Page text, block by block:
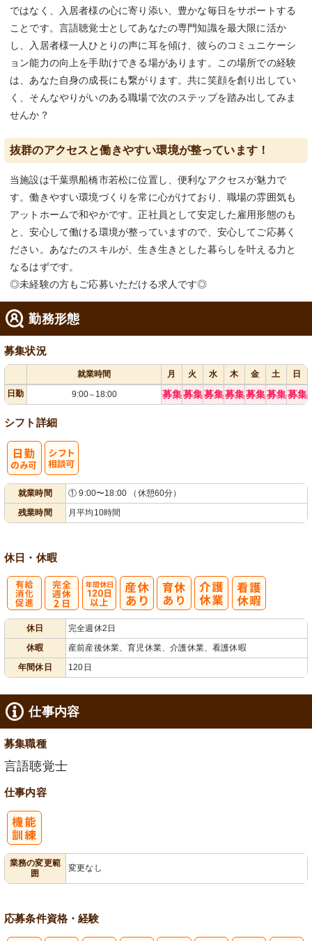
ではなく、入居者様の心に寄り添い、豊かな毎日をサポートする
ことです。言語聴覚士としてあなたの専門知識を最大限に活か
し、入居者様一人ひとりの声に耳を傾け、彼らのコミュニケーシ
ョン能力の向上を手助けできる場があります。この場所での経験
は、あなた自身の成長にも繋がります。共に笑顔を創り出してい
く、そんなやりがいのある職場で次のステップを踏み出してみま
せんか？
抜群のアクセスと働きやすい環境が整っています！
当施設は千葉県船橋市若松に位置し、便利なアクセスが魅力で
す。働きやすい環境づくりを常に心がけており、職場の雰囲気も
アットホームで和やかです。正社員として安定した雇用形態のも
と、安心して働ける環境が整っていますので、安心してご応募く
ださい。あなたのスキルが、生き生きとした暮らしを叶える力と
なるはずです。
◎未経験の方もご応募いただける求人です◎
勤務形態
募集状況
就業時間 月 火 水 木 金 土
日
日勤
9:00～ 18:00 募集募集募集募集募集募集募集
シフト詳細
就業時間
① 9:00〜18:00 （休憩60分）
残業時間
月平均10時間
休日・休暇
休日
完全週休2日
休暇
産前産後休業、育児休業、介護休業、看護休暇
年間休日
120日
仕事内容
募集職種
言語聴覚士
仕事内容
業務の変更範
囲
変更なし
応募条件資格・経験